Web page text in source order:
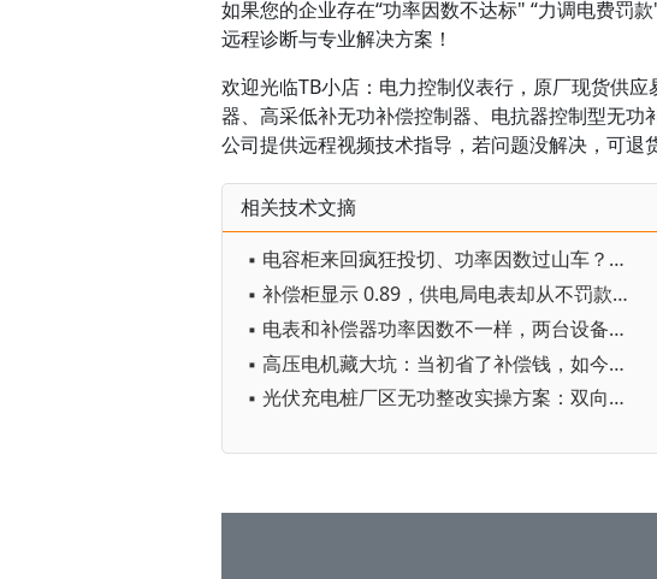
如果您的企业存在“功率因数不达标" “力调电费罚
远程诊断与专业解决方案！
欢迎光临TB小店：电力控制仪表行，原厂现货供应
器、高采低补无功补偿控制器、电抗器控制型无功
公司提供远程视频技术指导，若问题没解决，可退
相关技术文摘
▪ 电容柜来回疯狂投切、功率因数过山车？别再瞎调参数，真凶是谐波无功！
▪ 补偿柜显示 0.89，供电局电表却从不罚款？老师傅的土法子千万别乱抄
▪ 电表和补偿器功率因数不一样，两台设备居然全都没坏？看完少跑无数趟现场
▪ 高压电机藏大坑：当初省了补偿钱，如今月月被罚到心疼
▪ 光伏充电桩厂区无功整改实操方案：双向补偿根治夜间容性无功过补难题